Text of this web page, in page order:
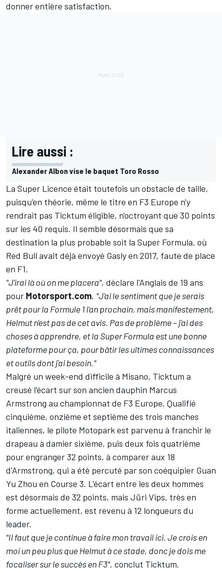
donner entière satisfaction.
Lire aussi :
Alexander Albon vise le baquet Toro Rosso
La Super Licence était toutefois un obstacle de taille,
puisqu'en théorie, même le titre en F3 Europe n'y
rendrait pas Ticktum éligible, n'octroyant que 30 points
sur les 40 requis. Il semble désormais que sa
destination la plus probable soit la Super Formula, où
Red Bull avait déjà envoyé Gasly en 2017, faute de place
en F1.
"J'irai là où on me placera", déclare l'Anglais de 19 ans
pour Motorsport.com. "J'ai le sentiment que je serais
prêt pour la Formule 1 l'an prochain, mais manifestement,
Helmut n'est pas de cet avis. Pas de problème – j'ai des
choses à apprendre, et la Super Formula est une bonne
plateforme pour ça, pour bâtir les ultimes connaissances
et outils dont j'ai besoin."
Malgré un week-end difficile à Misano, Ticktum a
creusé l'écart sur son ancien dauphin Marcus
Armstrong au championnat de F3 Europe. Qualifié
cinquième, onzième et septième des trois manches
italiennes, le pilote Motopark est parvenu à franchir le
drapeau à damier sixième, puis deux fois quatrième
pour engranger 32 points, à comparer aux 18
d'Armstrong, qui a été percuté par son coéquipier Guan
Yu Zhou en Course 3. L'écart entre les deux hommes
est désormais de 32 points, mais Jüri Vips, très en
forme actuellement, est revenu à 12 longueurs du
leader.
"Il faut que je continue à faire mon travail ici. Je crois en
moi un peu plus que Helmut à ce stade, donc je dois me
focaliser sur le succès en F3", conclut Ticktum.